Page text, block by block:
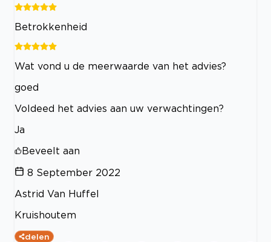
Betrokkenheid
Wat vond u de meerwaarde van het advies?
goed
Voldeed het advies aan uw verwachtingen?
Ja
Beveelt aan
8 September 2022
Astrid Van Huffel
Kruishoutem
delen